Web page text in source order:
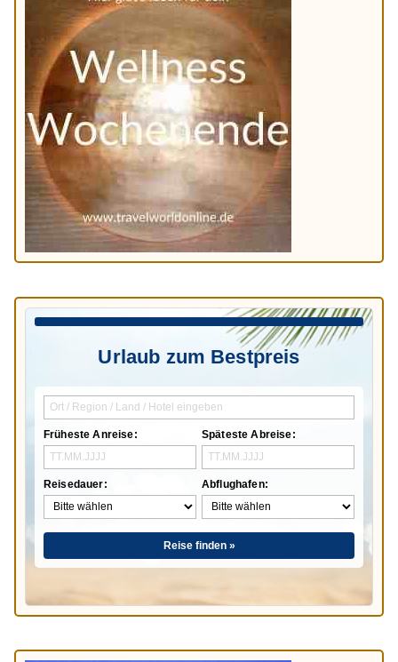
Urlaub zum Bestpreis
Früheste Anreise:
Reisedauer:
Späteste Abreise:
Abflughafen:
Reise finden »